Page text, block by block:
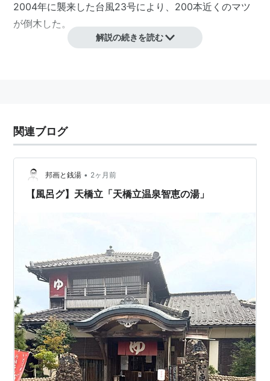
2004年に襲来した台風23号により、200本近くのマツ
が倒木した。
景としても有名で、その絶景はのべ3.2キロメート
れており、これが宮津湾と阿蘇海を分断し、わず
かに文珠の切り戸によって両水面が通じていま
二小天橋と、これらの地域が展望できる傘松の4つ
の地区からなります。大天橋は江尻から南西に潮
流に沿ってできた長さ2,400メートルの砂嘴で、
約3,700本のマツが成育しており、特に名木には、
古くから「千貫松」「夫婦松」などの愛称がつけ
られていましたが、平成6年には新たに老松、奇松
とされる12本の愛称を公募、「九世戸の松」「智
恵の松」などの命名がされたそうです。
解説の続きを読む
関連ブログ
邦画と銭湯 • 2ヶ月前
【風呂グ】天橋立「天橋立温泉智恵の湯」